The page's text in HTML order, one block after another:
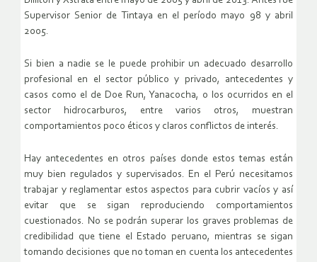
Supervisor Senior de Tintaya en el período mayo 98 y abril
2005.
Si bien a nadie se le puede prohibir un adecuado desarrollo
profesional en el sector público y privado, antecedentes y
casos como el de Doe Run, Yanacocha, o los ocurridos en el
sector hidrocarburos, entre varios otros, muestran
comportamientos poco éticos y claros conflictos de interés.
Hay antecedentes en otros países donde estos temas están
muy bien regulados y supervisados. En el Perú necesitamos
trabajar y reglamentar estos aspectos para cubrir vacíos y así
evitar que se sigan reproduciendo comportamientos
cuestionados. No se podrán superar los graves problemas de
credibilidad que tiene el Estado peruano, mientras se sigan
tomando decisiones que no toman en cuenta los antecedentes